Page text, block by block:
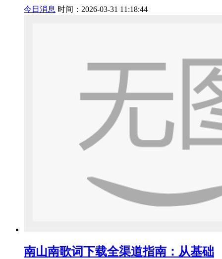
今日消息 时间：2026-03-31 11:18:44
南山南歌词下载全渠道指南：从基础